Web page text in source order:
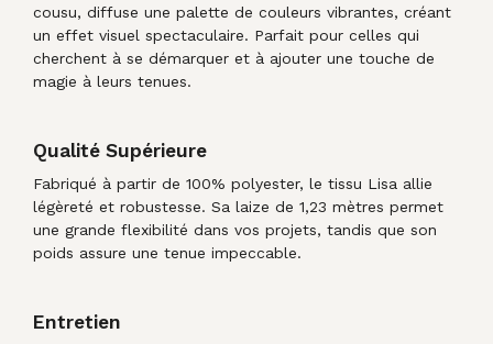
cousu, diffuse une palette de couleurs vibrantes, créant
un effet visuel spectaculaire. Parfait pour celles qui
cherchent à se démarquer et à ajouter une touche de
magie à leurs tenues.
Qualité Supérieure
Fabriqué à partir de 100% polyester, le tissu Lisa allie
légèreté et robustesse. Sa laize de 1,23 mètres permet
une grande flexibilité dans vos projets, tandis que son
poids assure une tenue impeccable.
Entretien